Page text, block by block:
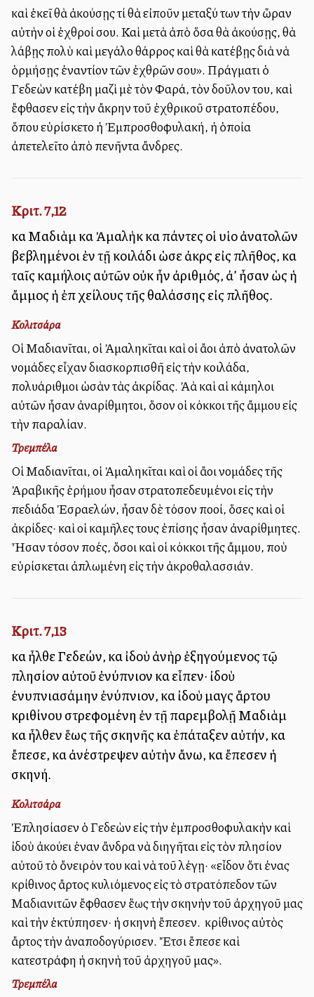
καὶ ἐκεῖ θὰ ἀκούσῃς τί θὰ εἰποῦν μεταξύ των τὴν ὥραν
αὐτὴν οἱ ἐχθροί σου. Καὶ μετὰ ἀπὸ ὅσα θὰ ἀκούσῃς, θὰ
λάβῃς πολὺ καὶ μεγάλο θάρρος καὶ θὰ κατέβῃς διὰ νὰ
ὁρμήσῃς ἐναντίον τῶν ἐχθρῶν σου». Πράγματι ὁ
Γεδεὼν κατέβη μαζὶ μὲ τὸν Φαρά, τὸν δοῦλον του, καὶ
ἔφθασεν εἰς τὴν ἄκρην τοῦ ἐχθρικοῦ στρατοπέδου,
ὅπου εὑρίσκετο ἡ Ἐμπροσθοφυλακή, ἡ ὁποία
ἀπετελεῖτο ἀπὸ πενῆντα ἄνδρες.
Κριτ. 7,12
καὶ Μαδιὰμ καὶ Ἀμαλὴκ καὶ πάντες οἱ υἱοὶ ἀνατολῶν
βεβλημένοι ἐν τῇ κοιλάδι ὡσεὶ ἀκρὶς εἰς πλῆθος, καὶ
ταῖς καμήλοις αὐτῶν οὐκ ἦν ἀριθμός, ἀλλ’ ἦσαν ὡς ἡ
ἄμμος ἡ ἐπὶ χείλους τῆς θαλάσσης εἰς πλῆθος.
Κολιτσάρα
Οἱ Μαδιανῖται, οἱ Ἀμαληκῖται καὶ οἱ ἄλλοι ἀπὸ ἀνατολῶν
νομάδες εἶχαν διασκορπισθῆ εἰς τὴν κοιλάδα,
πολυάριθμοι ὡσὰν τὰς ἀκρίδας. Ἀλλὰ καὶ αἱ κάμηλοι
αὐτῶν ἦσαν ἀναρίθμητοι, ὅσον οἱ κόκκοι τῆς ἄμμου εἰς
τὴν παραλίαν.
Τρεμπέλα
Οἱ Μαδιανῖται, οἱ Ἀμαληκῖται καὶ οἱ ἄλλοι νομάδες τῆς
Ἀραβικῆς ἐρήμου ἦσαν στρατοπεδευμένοι εἰς τὴν
πεδιάδα Ἐσραελών, ἦσαν δὲ τόσον πολλοί, ὅσες καὶ οἱ
ἀκρίδες· καὶ οἱ καμῆλες τους ἐπίσης ἦσαν ἀναρίθμητες.
Ἦσαν τόσον πολλές, ὅσοι καὶ οἱ κόκκοι τῆς ἄμμου, ποὺ
εὑρίσκεται ἀπλωμένη εἰς τὴν ἀκροθαλασσιάν.
Κριτ. 7,13
καὶ ἦλθε Γεδεών, καὶ ἰδοὺ ἀνὴρ ἐξηγούμενος τῷ
πλησίον αὐτοῦ ἐνύπνιον καὶ εἶπεν· ἰδοὺ
ἐνυπνιασάμην ἐνύπνιον, καὶ ἰδοὺ μαγὶς ἄρτου
κριθίνου στρεφομένη ἐν τῇ παρεμβολῇ Μαδιὰμ
καὶ ἦλθεν ἕως τῆς σκηνῆς καὶ ἐπάταξεν αὐτήν, καὶ
ἔπεσε, καὶ ἀνέστρεψεν αὐτὴν ἄνω, καὶ ἔπεσεν ἡ
σκηνή.
Κολιτσάρα
Ἐπλησίασεν ὁ Γεδεὼν εἰς τὴν ἐμπροσθοφυλακὴν καὶ
ἰδοὺ ἀκούει ἐναν ἄνδρα νὰ διηγῆται εἰς τὸν πλησίον
αὐτοῦ τὸ ὄνειρόν του καὶ νὰ τοῦ λέγῃ· «εἶδον ὅτι ἐνας
κρίθινος ἄρτος κυλιόμενος εἰς τὸ στρατόπεδον τῶν
Μαδιανιτῶν ἔφθασεν ἕως τὴν σκηνὴν τοῦ ἀρχηγοῦ μας
καὶ τὴν ἐκτύπησεν· ἡ σκηνὴ ἔπεσεν. Ὁ κρίθινος αὐτὸς
ἄρτος τὴν ἀναποδογύρισεν. Ἔτσι ἔπεσε καὶ
κατεστράφη ἡ σκηνὴ τοῦ ἀρχηγοῦ μας».
Τρεμπέλα